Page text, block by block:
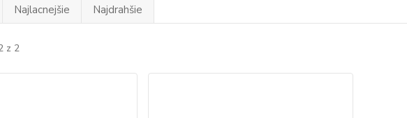
Najlacnejšie Najdrahšie
z 2